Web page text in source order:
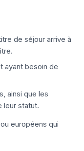
de séjour arrive à
ayant besoin de
ainsi que les
leur statut.
européens qui